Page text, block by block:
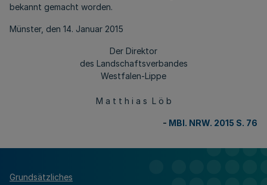
bekannt gemacht worden.
Münster, den 14. Januar 2015
Der Direktor
des Landschaftsverbandes
Westfalen-Lippe
M a t t h i a s L ö b
- MBl. NRW. 2015 S. 76
Grundsätzliches